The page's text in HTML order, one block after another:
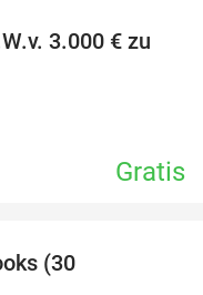
3.000 € zu
Gratis
(30